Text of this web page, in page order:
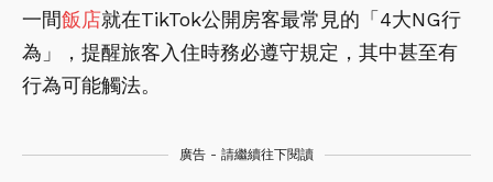
一間飯店就在TikTok公開房客最常見的「4大NG行
為」，提醒旅客入住時務必遵守規定，其中甚至有
行為可能觸法。
廣告 - 請繼續往下閱讀